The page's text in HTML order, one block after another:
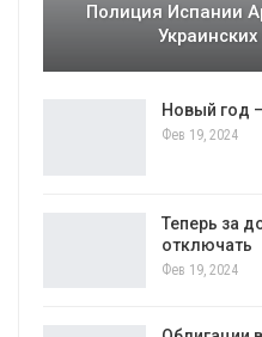
Полиция Испании
Новый год
Фев 19, 2024
Теперь за
отключать
Фев 19, 2024